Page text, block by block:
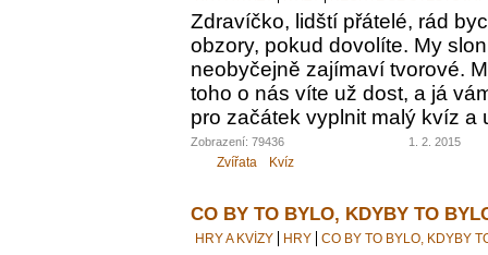
Zdravíčko, lidští přátelé, rád
obzory, pokud dovolíte. My
neobyčejně zajímaví tvorové.
toho o nás víte už dost, a já
pro začátek vyplnit malý kvíz a
Zobrazení: 79436 1. 2. 2015
Zvířata Kvíz
CO BY TO BYLO, KDYBY TO
HRY A KVÍZY HRY CO BY TO BYLO, KDYBY